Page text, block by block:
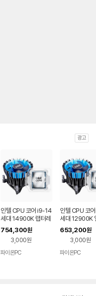
광고
인텔 CPU 코어 i9-14
세대 14900K 랩터레
이크 리프레시 (벌크
+동판쿨러RH1)
754,300원
3,000원
파이온PC
인텔 CPU 코
세대 12900K
이크 (벌크+동
H1)
653,200원
3,000원
파이온PC